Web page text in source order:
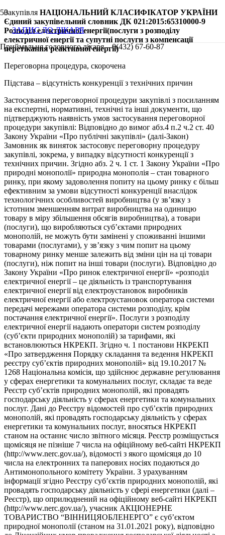
ЗАПИС ДО ЛІКАРЯ
Приймальня головного лікаря – 0(432) 67-60-87
Закупівля НАЦІОНАЛЬНИЙ КЛАСИФІКАТОР УКРАЇНИ
Єдиний закупівельний словник ДК 021:2015:65310000-9
Розподіл електричної енергії(послуги з розподілу
електричної енергії та супутні послуги з компенсації
перетікання реактивної енергії)
Переговорна процедура, скорочена
Підстава – відсутність конкуренції з технічних причин
Застосування переговорної процедури закупівлі з посиланням
на експертні, нормативні, технічні та інші документи, що
підтверджують наявність умов застосування переговорної
процедури закупівлі: Відповідно до вимог абз.4 п.2 ч.2 ст. 40
Закону України «Про публічні закупівлі» (далі-Закон)
Замовник як виняток застосовує переговорну процедуру
закупівлі, зокрема, у випадку відсутності конкуренції з
технічних причин. Згідно абз. 2 ч. 1 ст. 1 Закону України «Про
природні монополії» природна монополія – стан товарного
ринку, при якому задоволення попиту на цьому ринку є більш
ефективним за умови відсутності конкуренції внаслідок
технологічних особливостей виробництва (у зв’язку з
істотним зменшенням витрат виробництва на одиницю
товару в міру збільшення обсягів виробництва), а товари
(послуги), що виробляються суб’єктами природних
монополій, не можуть бути замінені у споживанні іншими
товарами (послугами), у зв’язку з чим попит на цьому
товарному ринку менше залежить від зміни цін на ці товари
(послуги), ніж попит на інші товари (послуги). Відповідно до
Закону України «Про ринок електричної енергії» «розподіл
електричної енергії – це діяльність із транспортування
електричної енергії від електроустановок виробників
електричної енергії або електроустановок оператора системи
передачі мережами оператора системи розподілу, крім
постачання електричної енергії». Послуги з розподілу
електричної енергії надають оператори систем розподілу
(суб’єкти природних монополій) за тарифами, які
встановлюються НКРЕКП. Згідно ч. 1 постанови НКРЕКП
«Про затвердження Порядку складання та ведення НКРЕКП
реєстру суб’єктів природних монополій» від 19.10.2017 №
1268 Національна комісія, що здійснює державне регулювання
у сферах енергетики та комунальних послуг, складає та веде
Реєстр суб’єктів природних монополій, які провадять
господарську діяльність у сферах енергетики та комунальних
послуг. Дані до Реєстру відомостей про суб’єктів природних
монополій, які провадять господарську діяльність у сферах
енергетики та комунальних послуг, вносяться НКРЕКП
станом на останнє число звітного місяця. Реєстр розміщується
щомісяця не пізніше 7 числа на офіційному веб-сайті НКРЕКП
(http://www.nerc.gov.ua/), відомості з якого щомісяця до 10
числа на електронних та паперових носіях подаються до
Антимонопольного комітету України. З урахуванням
інформації згідно Реєстру суб’єктів природних монополій, які
провадять господарську діяльність у сфері енергетики (далі –
Реєстр), що оприлюднений на офіційному веб-сайті НКРЕКП
(http://www.nerc.gov.ua/), учасник АКЦІОНЕРНЕ
ТОВАРИСТВО “ВІННИЦЯОБЛЕНЕРГО” є суб’єктом
природної монополії (станом на 31.01.2021 року), відповідно